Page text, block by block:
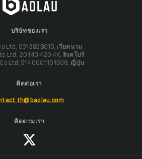
บริษัทของเรา
Ltd, 0313838015, เวียดนาม
Ltd, 201434204K, สิงคโปร์
Co Ltd, 5140001101308, ญี่ปุ่น
ติดต่อเรา
ติดตามเรา